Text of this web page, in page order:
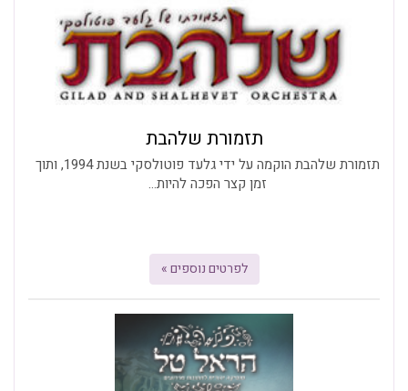
תזמורת שלהבת
תזמורת שלהבת הוקמה על ידי גלעד פוטולסקי בשנת 1994, ותוך
זמן קצר הפכה להיות...
לפרטים נוספים »